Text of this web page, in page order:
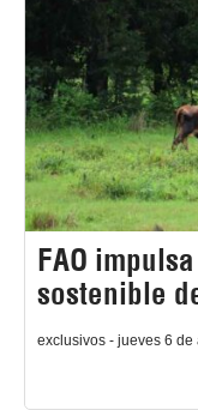
FAO
sostenible
exclusivos - jueves 6 de